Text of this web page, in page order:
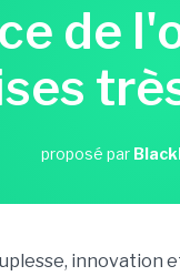
de
proposé par
innovation